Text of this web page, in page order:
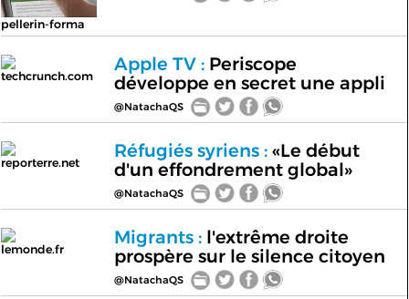
pellerin-forma
techcrunch.com
Apple TV :Periscope
développe en secret une appli
@NatachaQS
reporterre.net
Réfugiés syriens :«Le début
d'un effondrement global»
@NatachaQS
lemonde.fr
Migrants :l'extrême droite
prospère sur le silence citoyen
@NatachaQS